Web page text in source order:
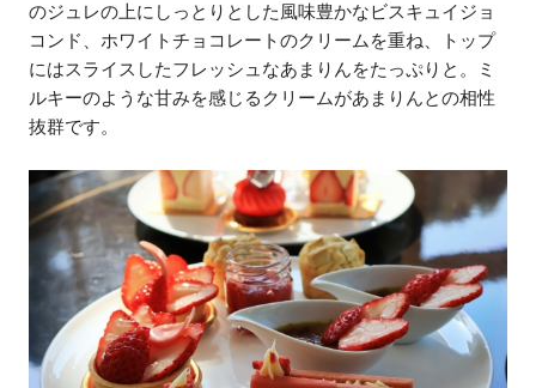
のジュレの上にしっとりとした風味豊かなビスキュイジョ
コンド、ホワイトチョコレートのクリームを重ね、トップ
にはスライスしたフレッシュなあまりんをたっぷりと。ミ
ルキーのような甘みを感じるクリームがあまりんとの相性
抜群です。